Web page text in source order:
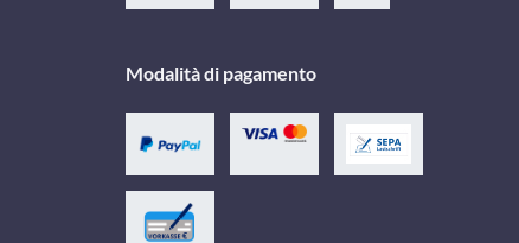
Modalità di pagamento